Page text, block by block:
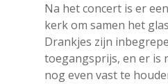
Na het concert is er
kerk om samen het
Drankjes zijn
toegangsprijs, en er is
nog even vast te